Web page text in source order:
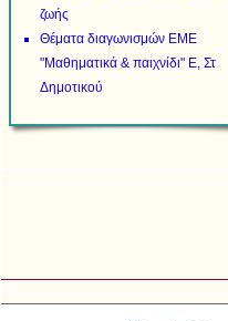
ζωής
Θέματα διαγωνισμών ΕΜΕ
"Μαθηματικά & παιχνίδι" Ε, Στ
Δημοτικού